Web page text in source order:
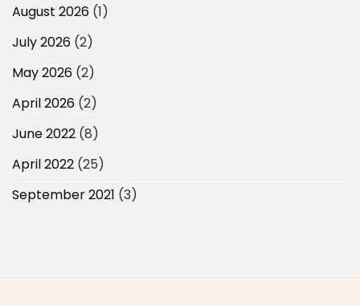
August 2026 (1)
July 2026 (2)
May 2026 (2)
April 2026 (2)
June 2022 (8)
April 2022 (25)
September 2021 (3)